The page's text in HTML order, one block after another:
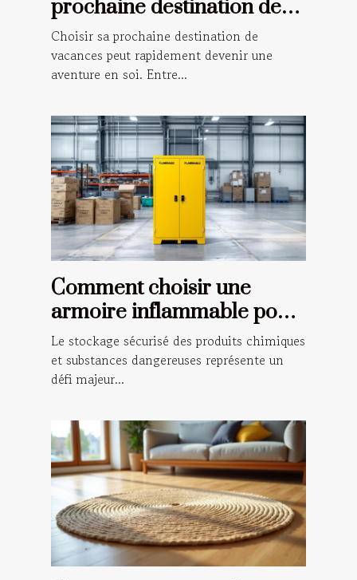
prochaine destination de
vacances ?
Choisir sa prochaine destination de
vacances peut rapidement devenir une
aventure en soi. Entre...
Comment choisir une
armoire inflammable pour
la sécurité de votre
entreprise
Le stockage sécurisé des produits chimiques
et substances dangereuses représente un
défi majeur...